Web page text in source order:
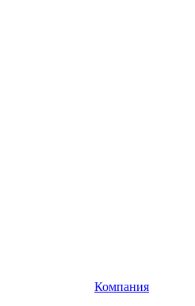
Компания